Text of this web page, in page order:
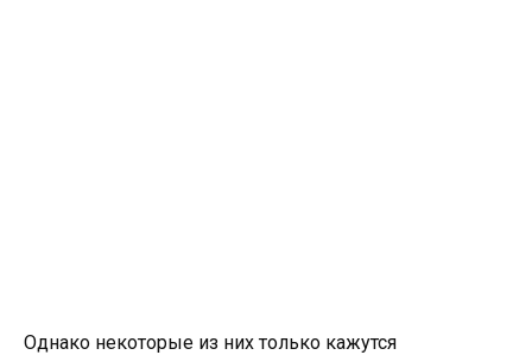
Однако некоторые из них только кажутся